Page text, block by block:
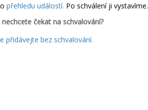
přehledu událostí. Po schválení ji vystavíme.
čekat na schvalování?
přidávejte bez schvalování.